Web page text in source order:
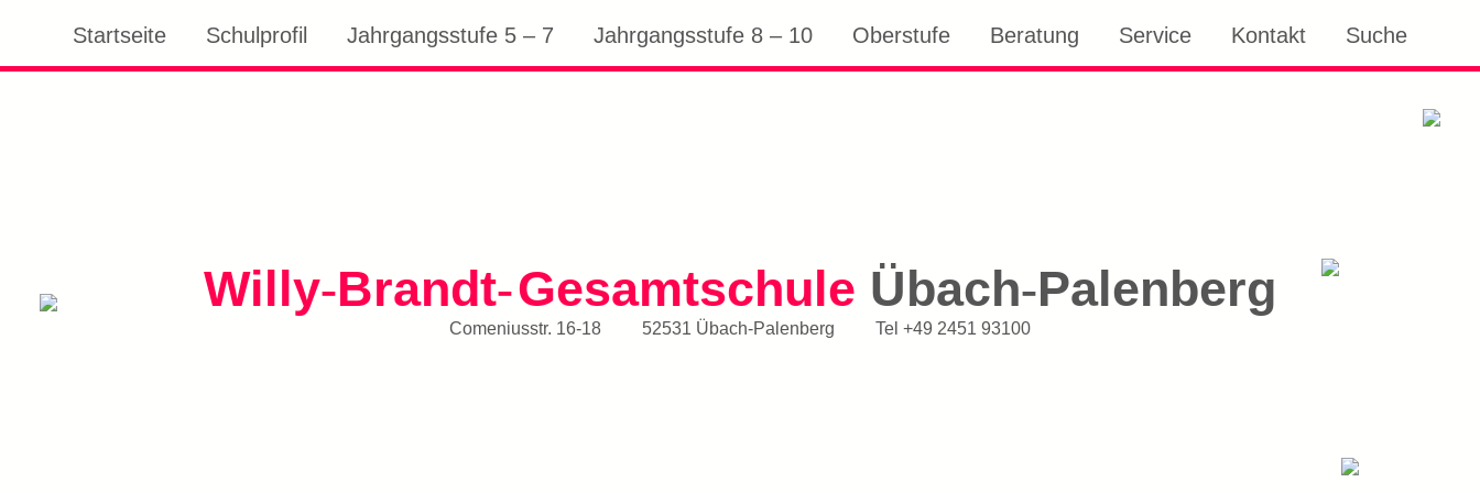
Startseite Schulprofil Jahrgangsstufe 5 – 7 Jahrgangsstufe 8 – 10 Oberstufe Beratung Service Kontakt Suche
Willy-Brandt-Gesamtschule Übach-Palenberg
Comeniusstr. 16-18 52531 Übach-Palenberg Tel+49 2451 93100